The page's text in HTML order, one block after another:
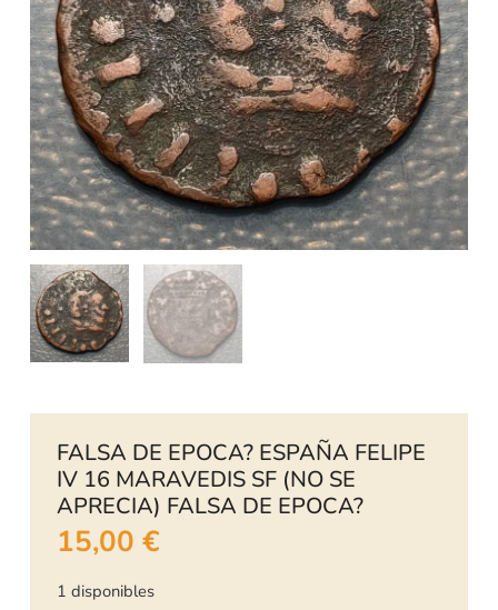
FALSA DE EPOCA? ESPAÑA FELIPE
IV 16 MARAVEDIS SF (NO SE
APRECIA) FALSA DE EPOCA?
15,00 €
1 disponibles